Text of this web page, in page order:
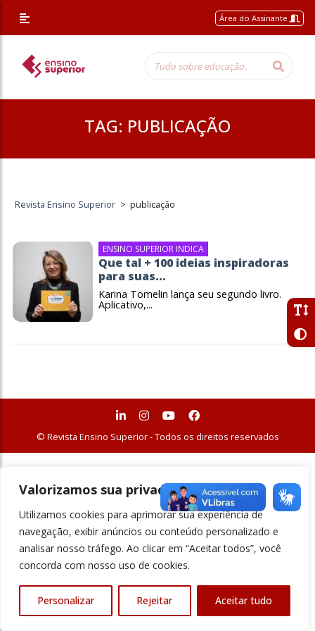
Valorizamos sua privacidade
Utilizamos cookies para aprimorar sua experiência de
navegação, exibir anúncios ou conteúdo personalizado e
analisar nosso tráfego. Ao clicar em “Aceitar todos”, você
concorda com nosso uso de cookies.
Personalizar Rejeitar Aceitar tudo
Área do Assinante
TAG: PUBLICAÇÃO
Revista Ensino Superior > publicação
ENSINO SUPERIOR INDICA
Que tal + 100 ideias inspiradoras
para suas...
Karina Tomelin lança seu segundo livro.
Aplicativo,...
© Revista Ensino Superior - Todos os direitos reservados